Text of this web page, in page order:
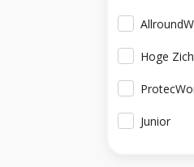
Hoge
Junior